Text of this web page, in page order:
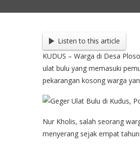
Listen to this article
KUDUS – Warga di Desa
ulat bulu yang memasuki
pekarangan kosong warga
Nur Kholis, salah seorang
menyerang sejak empat